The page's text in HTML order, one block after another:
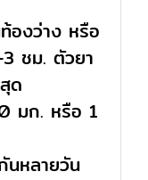
องว่าง หรือ
ชม. ตัวยา
ด
มก. หรือ 1
นหลายวัน